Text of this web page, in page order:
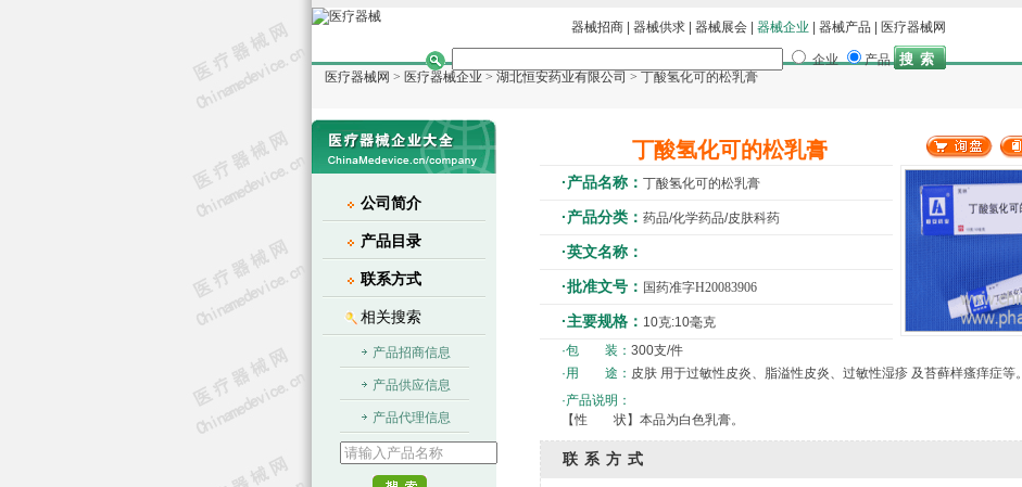
器械招商 器械供求 器械展会 器械企业 器械产品 医疗器械网
企业
产品
医疗器械网 > 医疗器械企业 > 湖北恒安药业有限公司 > 丁酸氢化可的松乳膏
丁酸氢化可的松乳膏
·产品名称： 丁酸氢化可的松乳膏
·产品分类： 药品/化学药品/皮肤科药
·英文名称：
·批准文号： 国药准字H20083906
·主要规格： 10克:10毫克
·包 装： 300支/件
·用 途： 皮肤 用于过敏性皮炎、脂溢性皮炎、过敏性湿疹 及苔藓样瘙痒症等。
·产品说明：
【性 状】本品为白色乳膏。
联系方式
公司简介
产品目录
联系方式
相关搜索
产品招商信息
产品供应信息
产品代理信息